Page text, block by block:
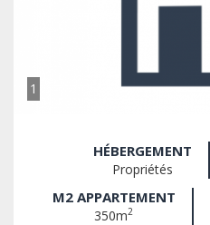
1
HÉBERGEMENT
Propriétés
M2 APPARTEMENT
350m2